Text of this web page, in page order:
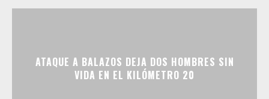
ATAQUE A BALAZOS DEJA DOS HOMBRES SIN
VIDA EN EL KILÓMETRO 20